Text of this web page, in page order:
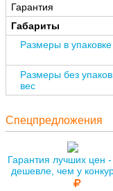
Гарантия
Габариты
Размеры в
Размеры без
вес
Спецпредложения
Гарантия лучших цен -
дешевле, чем у